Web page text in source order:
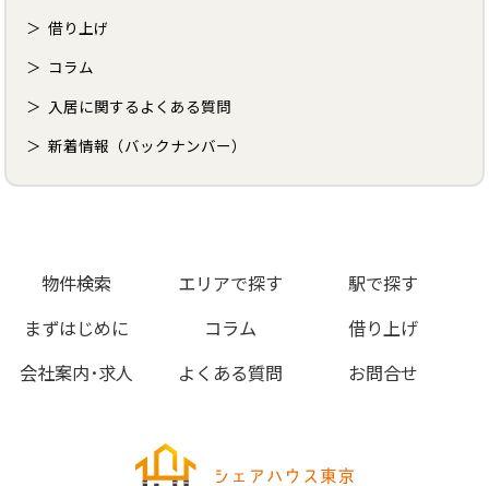
借り上げ
コラム
入居に関するよくある質問
新着情報（バックナンバー）
物件検索 エリアで探す
駅で探す
まずはじめに
コラム
借り上げ
会社案内･求人
よくある質問 お問合せ